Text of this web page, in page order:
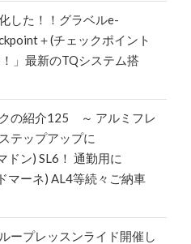
した！！グラベルe-
＋(チェックポイント
」最新のTQシステム搭
の紹介125 ～ アルミフレ
テップアップに
ドン) SL6！ 通勤用に
マーネ) AL4等続々ご納車
ープレッスンライド開催し